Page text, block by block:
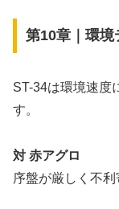
第10章｜環境
ST-34は環境速度
す。
対 赤アグロ
序盤が厳しく不利